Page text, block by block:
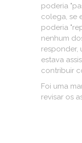
poderia
colega, se
poderia
nenhum
responder,
estava
contribuir
Foi uma
revisar os